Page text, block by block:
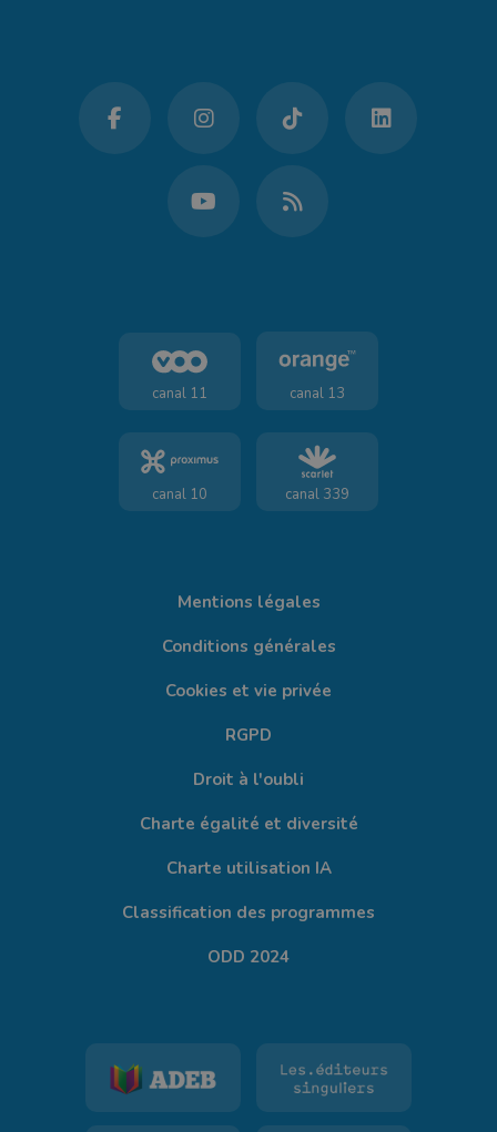
canal 11 canal 13
canal 10 canal 339
Mentions légales
Conditions générales
Cookies et vie privée
RGPD
Droit à l'oubli
Charte égalité et diversité
Charte utilisation IA
Classification des programmes
ODD 2024